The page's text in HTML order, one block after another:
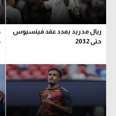
ريال مدريد يمدد عقد فينسيوس
حتى 2032